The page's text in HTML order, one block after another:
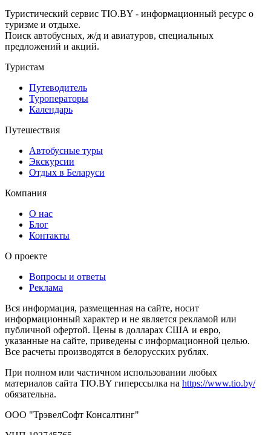
Туристический сервис TIO.BY - информационный ресурс о
туризме и отдыхе.
Поиск автобусных, ж/д и авиатуров, специальных
предложений и акций.
Туристам
Путеводитель
Туроператоры
Календарь
Путешествия
Автобусные туры
Экскурсии
Отдых в Беларуси
Компания
О нас
Блог
Контакты
О проекте
Вопросы и ответы
Реклама
Вся информация, размещенная на сайте, носит
информационный характер и не является рекламой или
публичной офертой. Цены в долларах США и евро,
указанные на сайте, приведены с информационной целью.
Все расчеты производятся в белорусских рублях.
При полном или частичном использовании любых
материалов сайта TIO.BY гиперссылка на https://www.tio.by/
обязательна.
ООО "ТрэвелСофт Консалтинг"